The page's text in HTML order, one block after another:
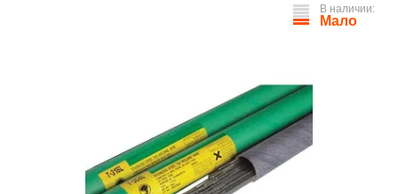
В наличии:
Мало